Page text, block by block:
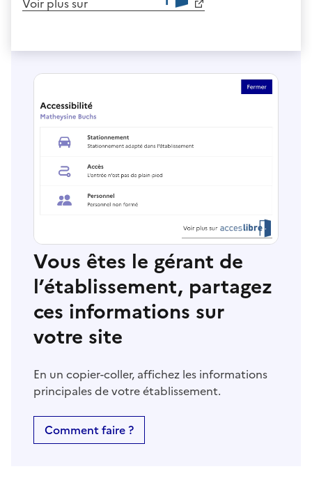
Vous êtes le gérant de
l’établissement, partagez
ces informations sur
votre site
En un copier-coller, affichez les informations
principales de votre établissement.
Comment faire ?